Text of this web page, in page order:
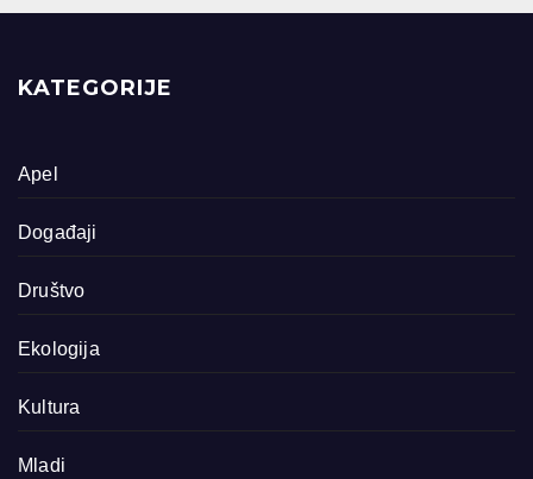
KATEGORIJE
Apel
Događaji
Društvo
Ekologija
Kultura
Mladi